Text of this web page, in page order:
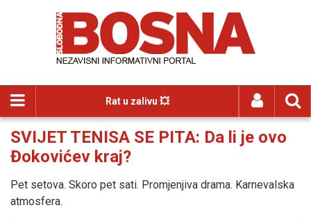
Rat u zalivu 💥
SVIJET TENISA SE PITA: Da li je ovo
Đokovićev kraj?
Pet setova. Skoro pet sati. Promjenjiva drama. Karnevalska
atmosfera.